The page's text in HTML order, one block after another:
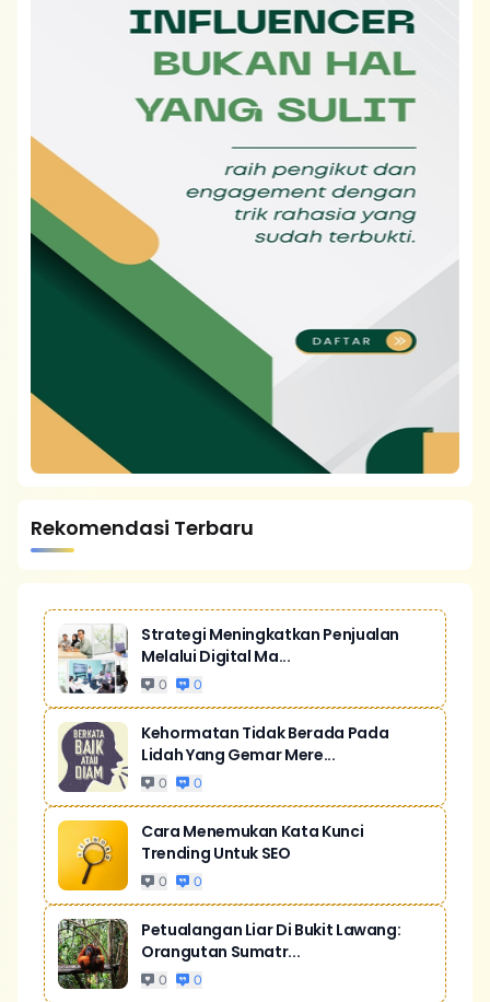
Rekomendasi Terbaru
Strategi Meningkatkan Penjualan
Melalui Digital Ma...
0 0
Kehormatan Tidak Berada Pada
Lidah Yang Gemar Mere...
0 0
Cara Menemukan Kata Kunci
Trending Untuk SEO
0 0
Petualangan Liar Di Bukit Lawang:
Orangutan Sumatr...
0 0